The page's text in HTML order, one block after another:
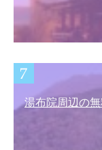
湯布院周辺の